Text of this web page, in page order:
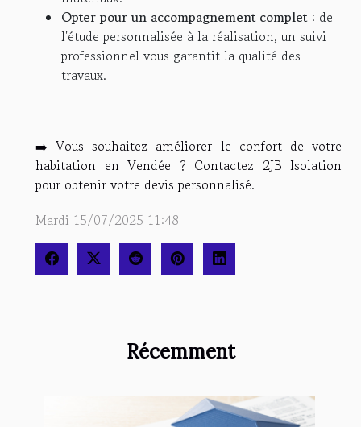
Récemment
Opter pour un accompagnement complet: de
l'étude personnalisée à la réalisation, un suivi
professionnel vous garantit la qualité des
travaux.
➡️ Vous souhaitez améliorer le confort de votre
habitation en Vendée ? Contactez 2JB Isolation
pour obtenir votre devis personnalisé.
Mardi 15/07/2025 11:48